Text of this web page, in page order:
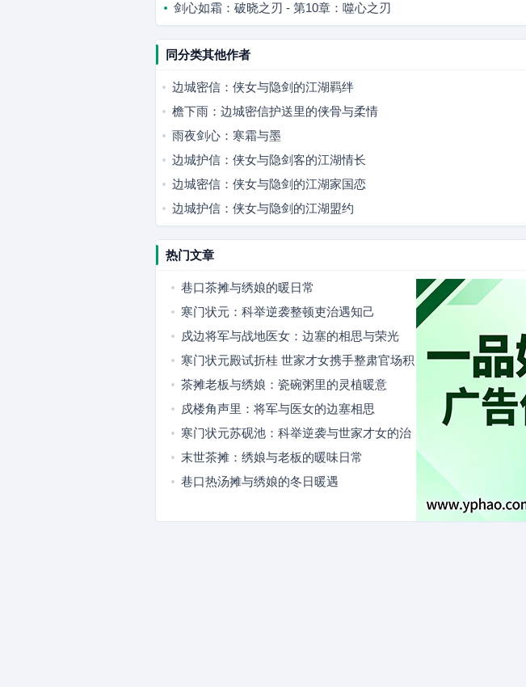
剑心如霜：破晓之刃 - 第10章：噬心之刃
同分类其他作者
边城密信：侠女与隐剑的江湖羁绊
檐下雨：边城密信护送里的侠骨与柔情
雨夜剑心：寒霜与墨
边城护信：侠女与隐剑客的江湖情长
边城密信：侠女与隐剑的江湖家国恋
边城护信：侠女与隐剑的江湖盟约
热门文章
巷口茶摊与绣娘的暖日常
寒门状元：科举逆袭整顿吏治遇知己
戍边将军与战地医女：边塞的相思与荣光
寒门状元殿试折桂 世家才女携手整肃官场积
弊
茶摊老板与绣娘：瓷碗粥里的灵植暖意
戍楼角声里：将军与医女的边塞相思
寒门状元苏砚池：科举逆袭与世家才女的治
世同行
末世茶摊：绣娘与老板的暖味日常
巷口热汤摊与绣娘的冬日暖遇